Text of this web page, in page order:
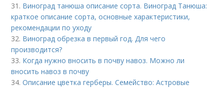
31. Виноград танюша описание сорта. Виноград Танюша:
краткое описание сорта, основные характеристики,
рекомендации по уходу
32. Виноград обрезка в первый год. Для чего
производится?
33. Когда нужно вносить в почву навоз. Можно ли
вносить навоз в почву
34.Описание цветка герберы. Семейство: Астровые